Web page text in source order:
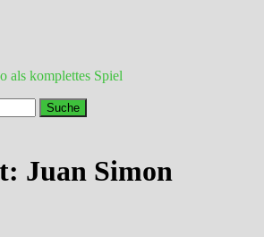
als komplettes Spiel
Juan Simon